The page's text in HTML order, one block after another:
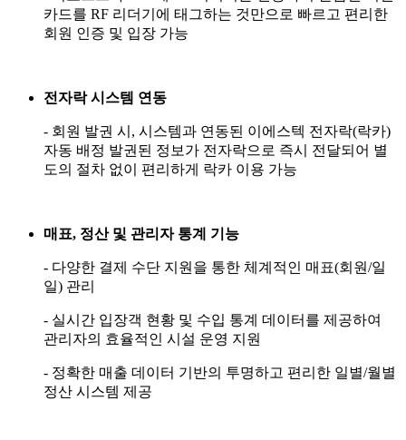
카드를 RF 리더기에 태그하는 것만으로 빠르고 편리한
회원 인증 및 입장 가능
전자락 시스템 연동
- 회원 발권 시, 시스템과 연동된 이에스텍 전자락(락카)
자동 배정 발권된 정보가 전자락으로 즉시 전달되어 별
도의 절차 없이 편리하게 락카 이용 가능
매표, 정산 및 관리자 통계 기능
- 다양한 결제 수단 지원을 통한 체계적인 매표(회원/일
일) 관리
- 실시간 입장객 현황 및 수입 통계 데이터를 제공하여
관리자의 효율적인 시설 운영 지원
- 정확한 매출 데이터 기반의 투명하고 편리한 일별/월별
정산 시스템 제공